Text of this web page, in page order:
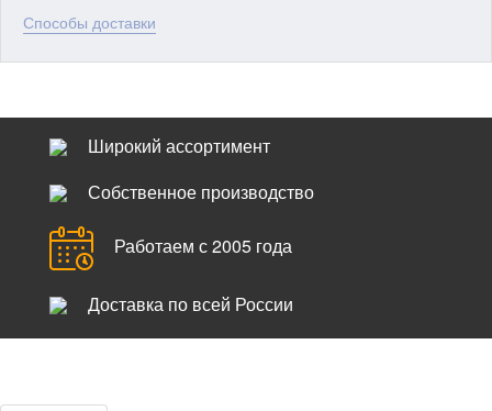
Способы доставки
Широкий ассортимент
Собственное производство
Работаем с 2005 года
Доставка по всей России